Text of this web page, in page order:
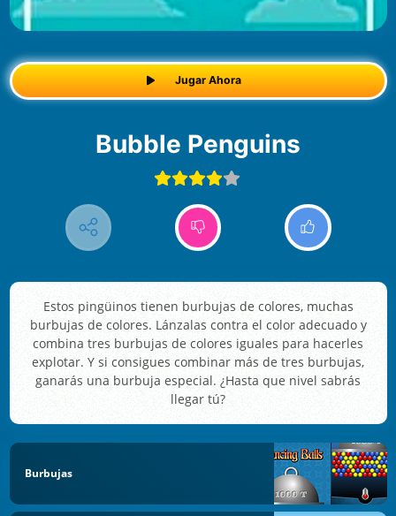
Jugar Ahora
Bubble Penguins
Estos pingüinos tienen burbujas de colores, muchas
burbujas de colores. Lánzalas contra el color adecuado y
combina tres burbujas de colores iguales para hacerles
explotar. Y si consigues combinar más de tres burbujas,
ganarás una burbuja especial. ¿Hasta que nivel sabrás
llegar tú?
Burbujas